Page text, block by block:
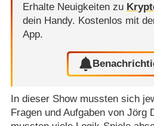
Erhalte Neuigkeiten zu
dein Handy. Kostenlos mit
App.
In dieser Show mussten sich
Fragen und Aufgaben von Jörg